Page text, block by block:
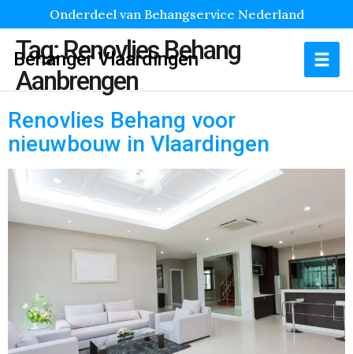
Onderdeel van Behangservice Nederland
Behanger Vlaardingen
Tag:Renovlies Behang
Aanbrengen
Renovlies Behang voor
nieuwbouw in Vlaardingen